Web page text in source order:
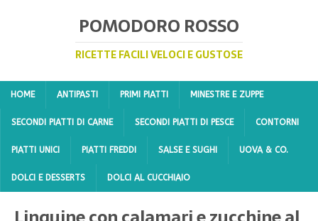
POMODORO ROSSO
RICETTE FACILI VELOCI E GUSTOSE
HOME ANTIPASTI PRIMI PIATTI MINESTRE E ZUPPE
SECONDI PIATTI DI CARNE SECONDI PIATTI DI PESCE CONTORNI
PIATTI UNICI PIATTI FREDDI SALSE E SUGHI UOVA & CO.
DOLCI E DESSERTS DOLCI AL CUCCHIAIO